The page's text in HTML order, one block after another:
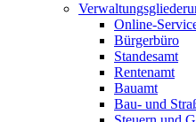
Online-
Bürgerbüro
Standesamt
Rentenamt
Bauamt
Bau- und